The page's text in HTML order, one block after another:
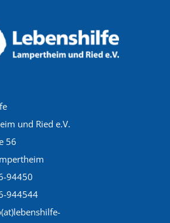
und Ried e.V.
56
94450
944544